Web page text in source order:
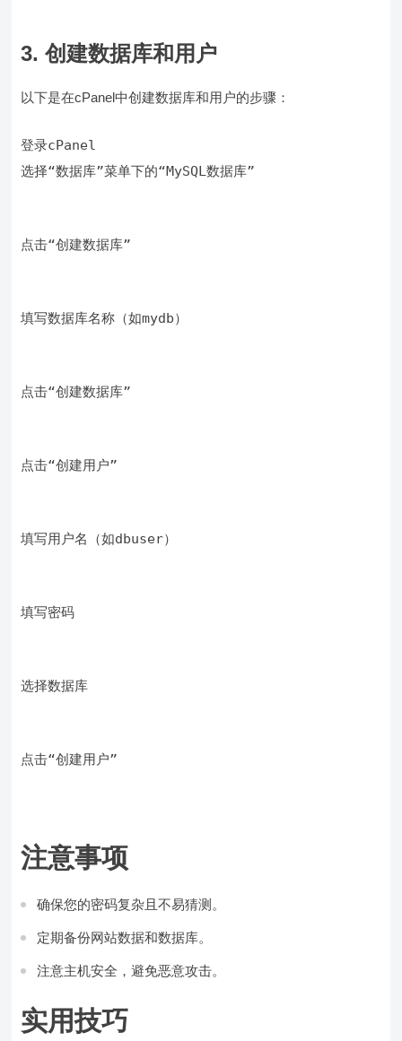
3. 创建数据库和用户
以下是在cPanel中创建数据库和用户的步骤：
选择“数据库”菜单下的“MySQL数据库”
点击“创建数据库”
填写数据库名称（如mydb）
点击“创建数据库”
点击“创建用户”
填写用户名（如dbuser）
填写密码
选择数据库
点击“创建用户”
注意事项
确保您的密码复杂且不易猜测。
定期备份网站数据和数据库。
注意主机安全，避免恶意攻击。
实用技巧